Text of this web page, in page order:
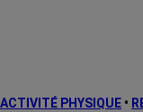
ACTIVITÉ PHYSIQUE •